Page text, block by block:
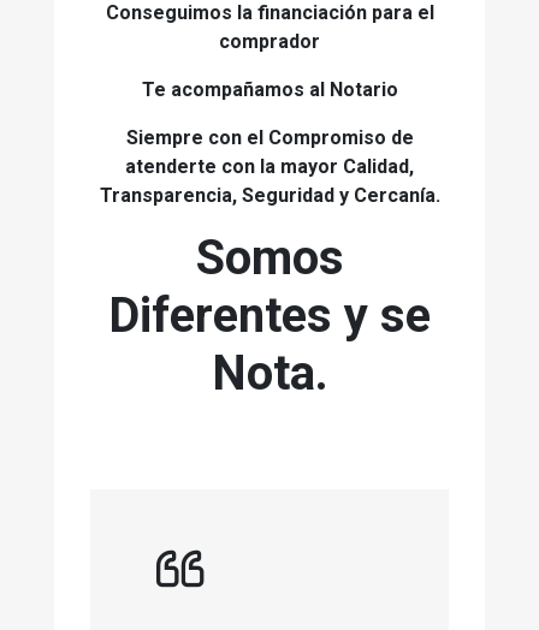
Conseguimos la financiación para el
comprador
Te acompañamos al Notario
Siempre con el Compromiso de
atenderte con la mayor Calidad,
Transparencia, Seguridad y Cercanía.
Somos
Diferentes y se
Nota.